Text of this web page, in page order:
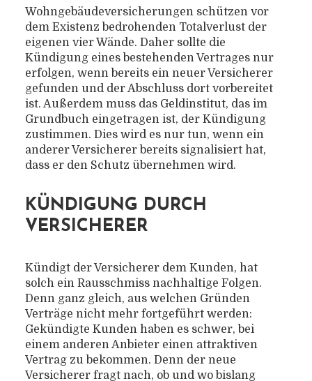
Wohngebäudeversicherungen schützen vor
dem Existenz bedrohenden Totalverlust der
eigenen vier Wände. Daher sollte die
Kündigung eines bestehenden Vertrages nur
erfolgen, wenn bereits ein neuer Versicherer
gefunden und der Abschluss dort vorbereitet
ist. Außerdem muss das Geldinstitut, das im
Grundbuch eingetragen ist, der Kündigung
zustimmen. Dies wird es nur tun, wenn ein
anderer Versicherer bereits signalisiert hat,
dass er den Schutz übernehmen wird.
KÜNDIGUNG DURCH
VERSICHERER
Kündigt der Versicherer dem Kunden, hat
solch ein Rausschmiss nachhaltige Folgen.
Denn ganz gleich, aus welchen Gründen
Verträge nicht mehr fortgeführt werden:
Gekündigte Kunden haben es schwer, bei
einem anderen Anbieter einen attraktiven
Vertrag zu bekommen. Denn der neue
Versicherer fragt nach, ob und wo bislang